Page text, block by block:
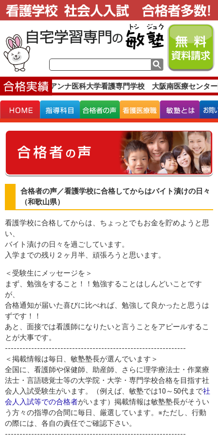
校 聖マリアンナ医科大学看護専門学校 大阪南医療センター
合格者の声／看護学校に合格してからはバイト漬けの日々
（和歌山県）
看護学校に合格してからは、ちょっとでもお金を貯めようと思
い、
バイト漬けの日々を過ごしています。
入学までの残り２ヶ月半、頑張ろうと思います。
＜受験生にメッセージを＞
まず、勉強をすること！！勉強することはしんどいことです
が、
合格通知が届いた喜びに比べれば、勉強して良かったと思うは
ずです！！
あと、面接では看護師になりたいと言うことをアピールするこ
とが大事です。
--------------------------------------------------------------
＜掲載情報は毎日、敏塾塾長が選んでいます＞
全国に、看護師や保健師、助産師、さらに理学療法士・作業療
法士・言語聴覚士等の大学院・大学・専門学校合格を目指す社
会人入試受験生がいます。（例えば、敏塾では10～50代まで社
会人入試等での合格者がいます）掲載情報は敏塾塾長がそうい
う方々の指導の合間に毎日、厳選しています。※ただし、行動
の際には、各自の責任でご確認下さい。
--------------------------------------------------------------